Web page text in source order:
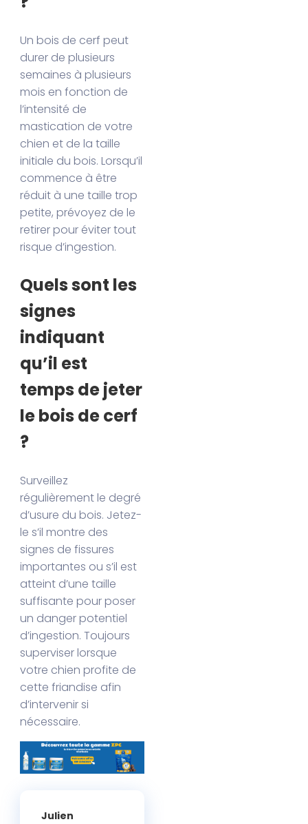
Un bois de cerf peut
durer de plusieurs
semaines à plusieurs
mois en fonction de
l’intensité de
mastication de votre
chien et de la taille
initiale du bois. Lorsqu’il
commence à être
réduit à une taille trop
petite, prévoyez de le
retirer pour éviter tout
risque d’ingestion.
Quels sont les
signes
indiquant
qu’il est
temps de jeter
le bois de cerf
?
Surveillez
régulièrement le degré
d’usure du bois. Jetez-
le s’il montre des
signes de fissures
importantes ou s’il est
atteint d’une taille
suffisante pour poser
un danger potentiel
d’ingestion. Toujours
superviser lorsque
votre chien profite de
cette friandise afin
d’intervenir si
nécessaire.
Julien